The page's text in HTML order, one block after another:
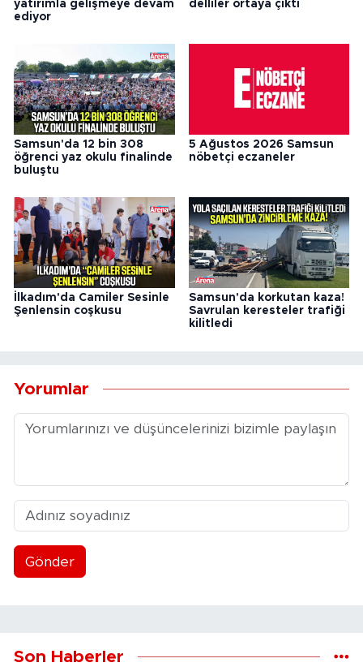
yatırımla gelişmeye devam
ediyor
delliler ortaya çıktı
Samsun'da 12 bin 308
öğrenci yaz okulu finalinde
buluştu
5 Ağustos 2026 Samsun
nöbetçi eczaneler
İlkadım'da Camiler Sesinle
Şenlensin coşkusu
Samsun'da korkutan kaza!
Savrulan keresteler trafiği
kilitledi
Yorumlar
Gönder
Son Haberler